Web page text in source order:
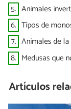
5. Animales
6. Tipos de
7. Animales de
8. Medusas que
Artículos